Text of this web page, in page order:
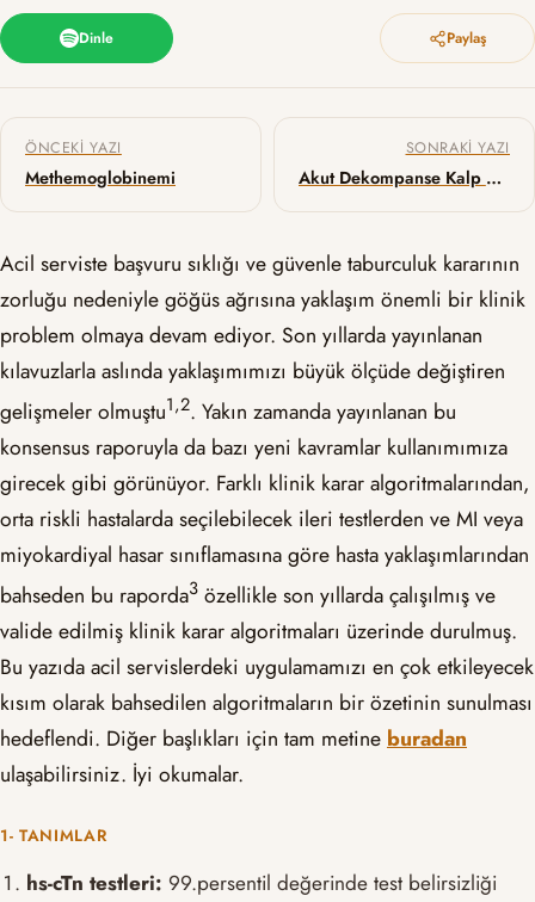
Dinle Paylaş
Yazı gezinmesi
ÖNCEKI YAZI
Methemoglobinemi
SONRAKI YAZI
Akut Dekompanse Kalp Yetmezliğinde Asetazolamid
Acil serviste başvuru sıklığı ve güvenle taburculuk kararının
zorluğu nedeniyle göğüs ağrısına yaklaşım önemli bir klinik
problem olmaya devam ediyor. Son yıllarda yayınlanan
kılavuzlarla aslında yaklaşımımızı büyük ölçüde değiştiren
gelişmeler olmuştu​1,2​. Yakın zamanda yayınlanan bu
konsensus raporuyla da bazı yeni kavramlar kullanımımıza
girecek gibi görünüyor. Farklı klinik karar algoritmalarından,
orta riskli hastalarda seçilebilecek ileri testlerden ve MI veya
miyokardiyal hasar sınıflamasına göre hasta yaklaşımlarından
bahseden bu raporda​3​ özellikle son yıllarda çalışılmış ve
valide edilmiş klinik karar algoritmaları üzerinde durulmuş.
Bu yazıda acil servislerdeki uygulamamızı en çok etkileyecek
kısım olarak bahsedilen algoritmaların bir özetinin sunulması
hedeflendi. Diğer başlıkları için tam metine buradan
ulaşabilirsiniz. İyi okumalar.
1- TANIMLAR
hs-cTn testleri: 99.persentil değerinde test belirsizliği